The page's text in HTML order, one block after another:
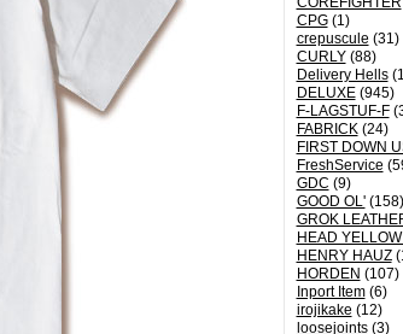
CPG(1)
crepuscule (31)
CURLY(88)
Delivery Hells
DELUXE(945)
F-LAGSTUF-F
FABRICK(24)
FIRST DOWN
FreshService
GDC (9)
GOOD OL'(158)
GROK
HEAD
HENRY HAUZ
HORDEN (107)
Inport Item(6)
irojikake (12)
loosejoints(3)